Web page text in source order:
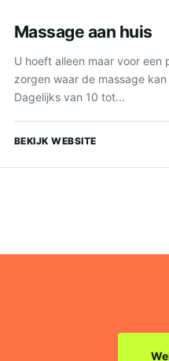
Massage aan huis
U hoeft alleen maar voor een
zorgen waar de massage
Dagelijks van 10 tot...
BEKIJK WEBSITE